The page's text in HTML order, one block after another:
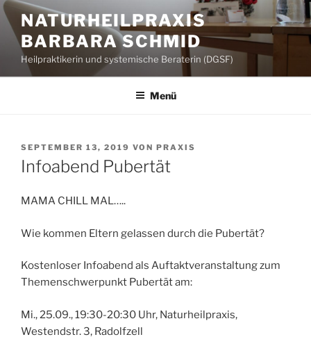
Zum
Inhalt
springen
NATURHEILPRAXIS
BARBARA SCHMID
Heilpraktikerin und systemische Beraterin (DGSF)
Menü
VERÖFFENTLICHT
AM
SEPTEMBER 13, 2019 VON PRAXIS
Infoabend Pubertät
MAMA CHILL MAL…..
Wie kommen Eltern gelassen durch die Pubertät?
Kostenloser Infoabend als Auftaktveranstaltung zum
Themenschwerpunkt Pubertät am:
Mi., 25.09., 19:30-20:30 Uhr, Naturheilpraxis,
Westendstr. 3, Radolfzell